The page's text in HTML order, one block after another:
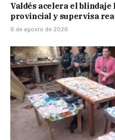
Valdés acelera el blindaje
provincial y supervisa
6 de agosto de 2026